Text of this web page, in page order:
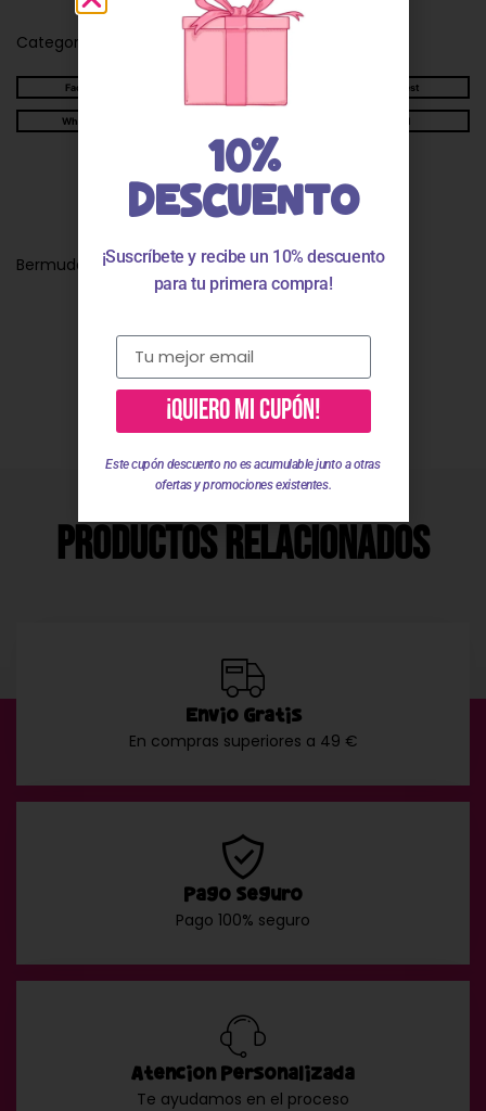
Categorías: Pantalón corto y bermudas niño
Facebook Pinterest
WhatsApp Email
Descripción
Bermuda bebé niño y niño azul deporte nauticos
Valoraciones
Productos Relacionados
Envío Gratis
En compras superiores a 49 €
Pago Seguro
Pago 100% seguro
Atención Personalizada
Te ayudamos en el proceso
10%
DESCUENTO
¡Suscríbete y recibe un 10% descuento
para tu primera compra!
¡QUIERO MI CUPÓN!
Este cupón descuento no es acumulable junto a otras
ofertas y promociones existentes.